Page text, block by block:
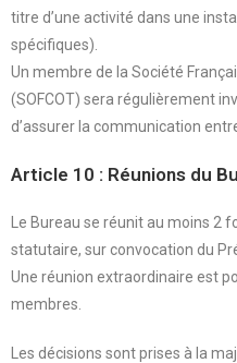
titre d’une activité dans une
spécifiques).
Un membre de la Société
(SOFCOT) sera régulièrement
d’assurer la communication
Article 10 : Réunions du
Le Bureau se réunit au moins 2
statutaire, sur convocation du
Une réunion extraordinaire est
membres.
Les décisions sont prises à la